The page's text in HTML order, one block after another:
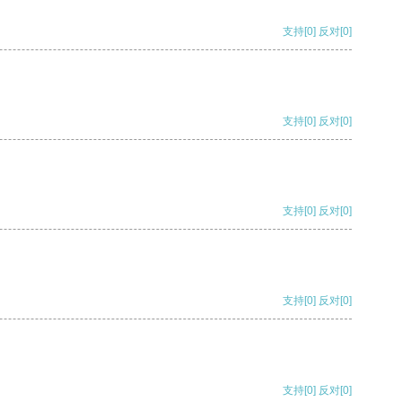
支持[0] 反对[0]
支持[0] 反对[0]
支持[0] 反对[0]
支持[0] 反对[0]
支持[0] 反对[0]